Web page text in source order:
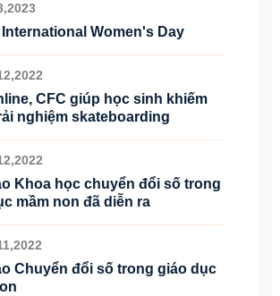
International Women's Day
CFC giúp học sinh khiếm
nghiệm skateboarding
Khoa học chuyển đổi số trong
mầm non đã diễn ra
Chuyển đổi số trong giáo dục